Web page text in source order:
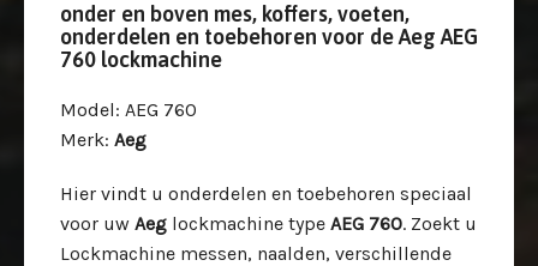
onder en boven mes, koffers, voeten,
onderdelen en toebehoren voor de Aeg AEG
760 lockmachine
Model: AEG 760
Merk: Aeg
Hier vindt u onderdelen en toebehoren speciaal
voor uw Aeg lockmachine type AEG 760. Zoekt u
Lockmachine messen, naalden, verschillende